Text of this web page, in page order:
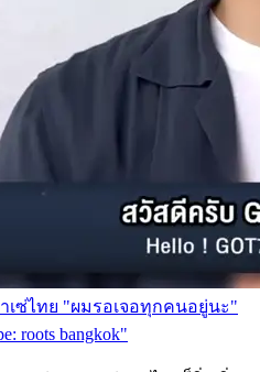
เซ่ไทย "ผมรอเจอทุกคนอยู่นะ"
roots bangkok"